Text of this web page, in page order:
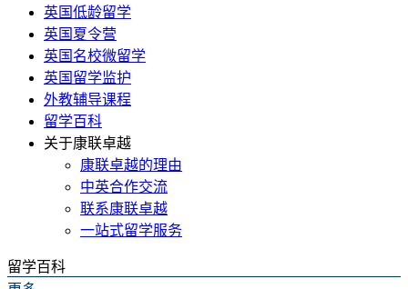
英国低龄留学
英国夏令营
英国名校微留学
英国留学监护
外教辅导课程
留学百科
关于康联卓越
康联卓越的理由
中英合作交流
联系康联卓越
一站式留学服务
留学百科